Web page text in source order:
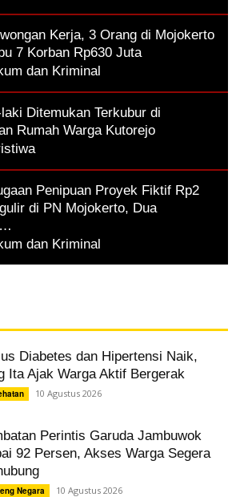
Kerja, 3 Orang di Mojokerto
7 Korban Rp630 Juta
dan Kriminal
Ditemukan Terkubur di
Rumah Warga Kutorejo
Penipuan Proyek Fiktif Rp2
di PN Mojokerto, Dua
dan Kriminal
Diabetes dan Hipertensi Naik,
Ita Ajak Warga Aktif Bergerak
10 Agustus 2026
Perintis Garuda Jambuwok
92 Persen, Akses Warga Segera
Negara 10 Agustus 2026